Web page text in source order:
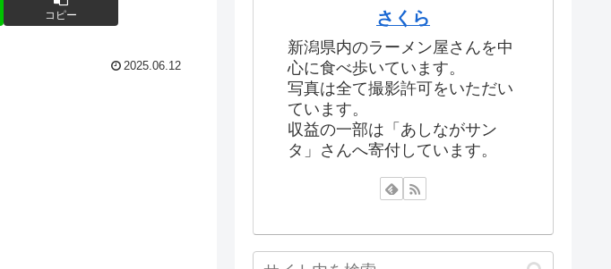
コピー
2025.06.12
さくら
新潟県内のラーメン屋さんを中
心に食べ歩いています。
写真は全て撮影許可をいただい
ています。
収益の一部は「あしながサン
タ」さんへ寄付しています。